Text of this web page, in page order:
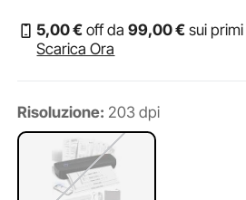
5,00€ off da99,00€ sui
Scarica Ora
Risoluzione: 203 dpi